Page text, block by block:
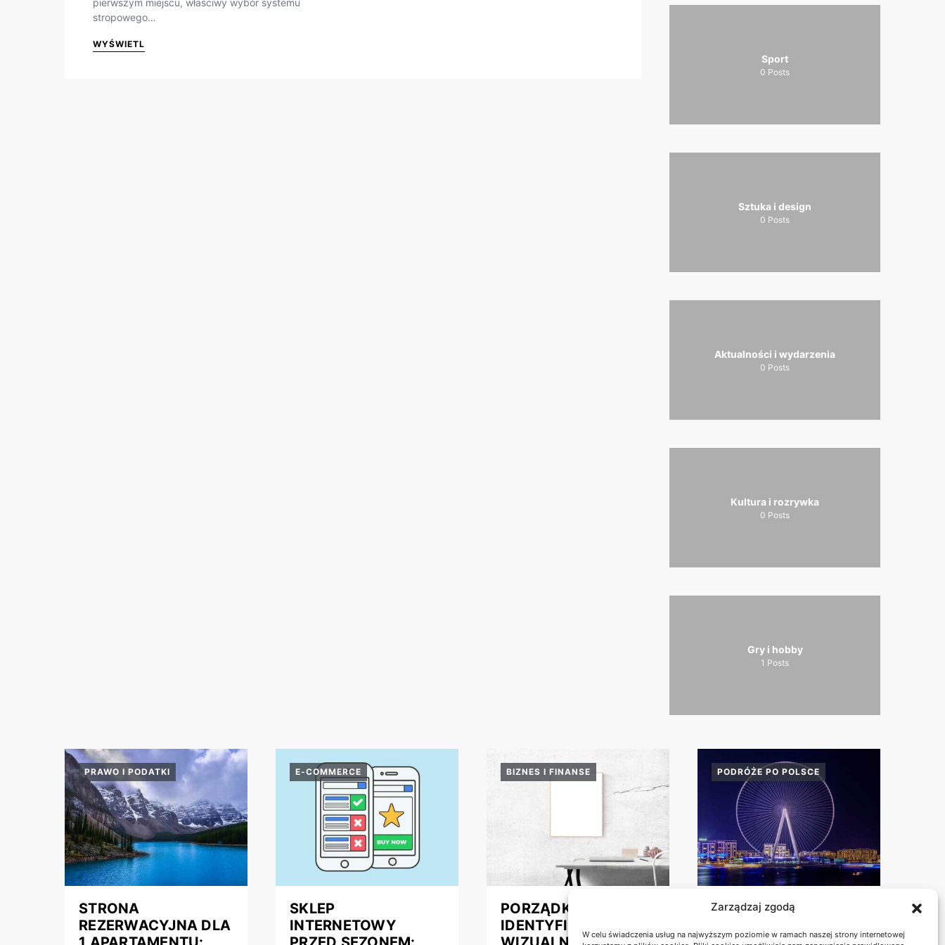
Zarządzaj zgodą
W celu świadczenia usług na najwyższym poziomie w ramach naszej strony internetowej
pierwszym miejscu, właściwy wybór systemu
stropowego…
WYŚWIETL
Sport
0 Posts
Sztuka i design
0 Posts
Aktualności i wydarzenia
0 Posts
Kultura i rozrywka
0 Posts
Gry i hobby
1 Posts
PRAWO I PODATKI
STRONA
REZERWACYJNA DLA
E-COMMERCE
SKLEP
INTERNETOWY
BIZNES I FINANSE
PORZĄDKOWANIE
IDENTYFIKACJI
PODRÓŻE PO POLSCE
BESKID MAŁY: